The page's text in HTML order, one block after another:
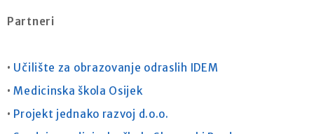
Partneri
• Učilište za obrazovanje odraslih IDEM
•Medicinska škola Osijek
• Projekt jednako razvoj d.o.o.